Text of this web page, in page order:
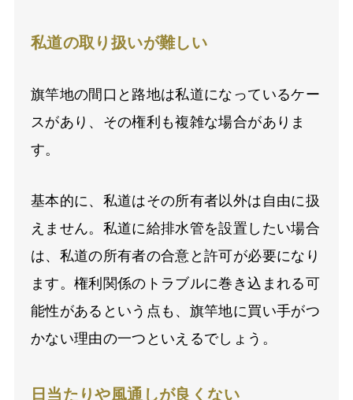
私道の取り扱いが難しい
旗竿地の間口と路地は私道になっているケー
スがあり、その権利も複雑な場合がありま
す。
基本的に、私道はその所有者以外は自由に扱
えません。私道に給排水管を設置したい場合
は、私道の所有者の合意と許可が必要になり
ます。権利関係のトラブルに巻き込まれる可
能性があるという点も、旗竿地に買い手がつ
かない理由の一つといえるでしょう。
日当たりや風通しが良くない